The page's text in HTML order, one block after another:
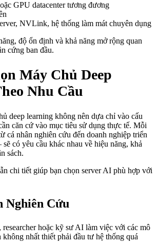
GPU datacenter tương đương
NVLink, hệ thống làm mát chuyên dụng
độ ổn định và khả năng mở rộng quan
cứng ban đầu.
Máy Chủ Deep
Nhu Cầu
deep learning không nên dựa chỉ vào cấu
căn cứ vào mục tiêu sử dụng thực tế. Mỗi
cá nhân nghiên cứu đến doanh nghiệp triển
có yêu cầu khác nhau về hiệu năng, khả
sách.
chi tiết giúp bạn chọn server AI phù hợp với
Nghiên Cứu
hoặc kỹ sư AI làm việc với các mô
nhất thiết phải đầu tư hệ thống quá